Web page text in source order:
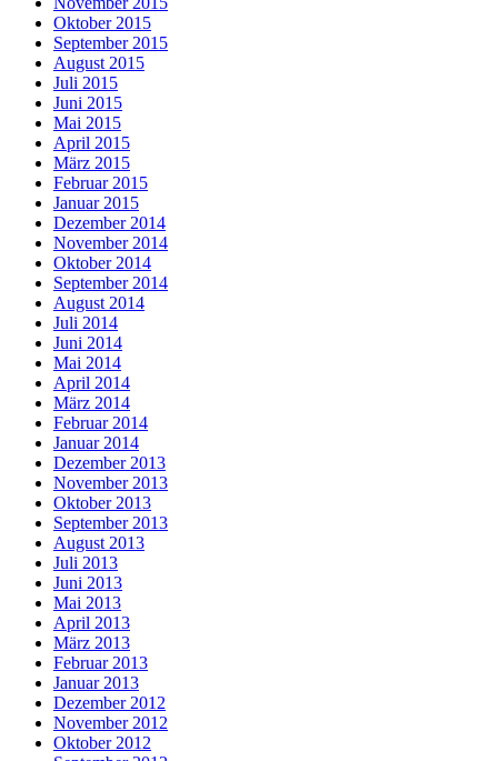
Oktober 2015
September 2015
August 2015
Juli 2015
Juni 2015
Mai 2015
April 2015
März 2015
Februar 2015
Januar 2015
Dezember 2014
November 2014
Oktober 2014
September 2014
August 2014
Juli 2014
Juni 2014
Mai 2014
April 2014
März 2014
Februar 2014
Januar 2014
Dezember 2013
November 2013
Oktober 2013
September 2013
August 2013
Juli 2013
Juni 2013
Mai 2013
April 2013
März 2013
Februar 2013
Januar 2013
Dezember 2012
November 2012
Oktober 2012